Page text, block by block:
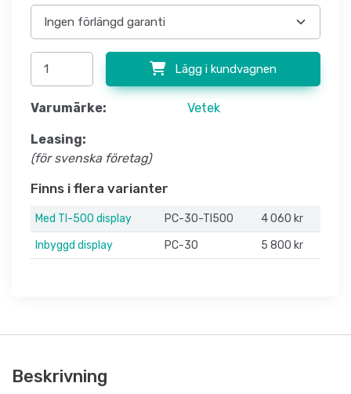
Lägg i kundvagnen
Varumärke: Vetek
Leasing:
(för svenska företag)
Finns i flera varianter
Med TI-500 display PC-30-TI500
4 060 kr
Inbyggd display
PC-30 5 800 kr
Beskrivning